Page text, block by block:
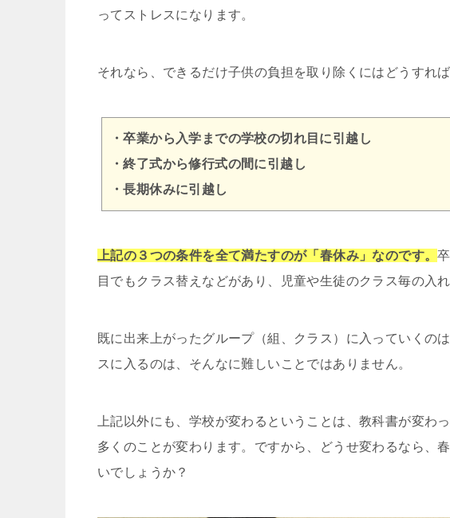
ってストレスになります。
それなら、できるだけ子供の負担を取り除くにはどうすれ
・卒業から入学までの学校の切れ目に引越し
・終了式から修行式の間に引越し
・長期休みに引越し
上記の３つの条件を全て満たすのが「春休み」なのです。
目でもクラス替えなどがあり、児童や生徒のクラス毎の入
既に出来上がったグループ（組、クラス）に入っていくの
スに入るのは、そんなに難しいことではありません。
上記以外にも、学校が変わるということは、教科書が変わ
多くのことが変わります。ですから、どうせ変わるなら、
いでしょうか？